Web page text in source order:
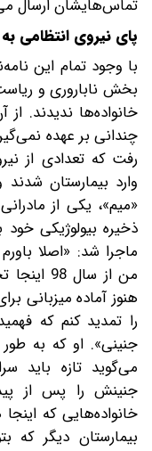
تماس‌هایشان ارسال
پای نیروی انتظامی
با وجود تمام این
بخش ناباروری و
خانواده‌ها ندیدند.
چندانی بر عهده
وارد بیمارستان شدند
«میم»، یکی از
ذخیره بیولوژیکی
ماجرا شد: «اصلا
من از
هنوز آماده میزبانی
را تمدید کنم که
جنینی». او که به‌
می‌گوید تازه باید
جنینش را پس از
خانواده‌هایی که
بیمارستان دیگر که